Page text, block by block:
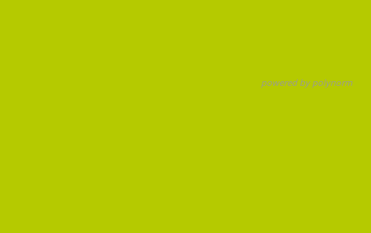
powered by polynorm